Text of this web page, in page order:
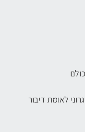
לאומת דיבור